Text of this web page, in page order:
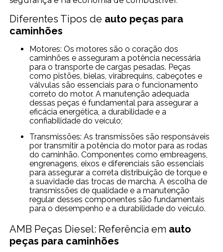
Diferentes Tipos de auto peças para
caminhões
Motores: Os motores são o coração dos
caminhões e asseguram a potência necessária
para o transporte de cargas pesadas. Peças
como pistões, bielas, virabrequins, cabeçotes e
válvulas são essenciais para o funcionamento
correto do motor. A manutenção adequada
dessas peças é fundamental para assegurar a
eficácia energética, a durabilidade e a
confiabilidade do veículo;
Transmissões: As transmissões são responsáveis
por transmitir a potência do motor para as rodas
do caminhão. Componentes como embreagens,
engrenagens, eixos e diferenciais são essenciais
para assegurar a correta distribuição de torque e
a suavidade das trocas de marcha. A escolha de
transmissões de qualidade e a manutenção
regular desses componentes são fundamentais
para o desempenho e a durabilidade do veículo.
AMB Peças Diesel: Referência em auto
peças para caminhões